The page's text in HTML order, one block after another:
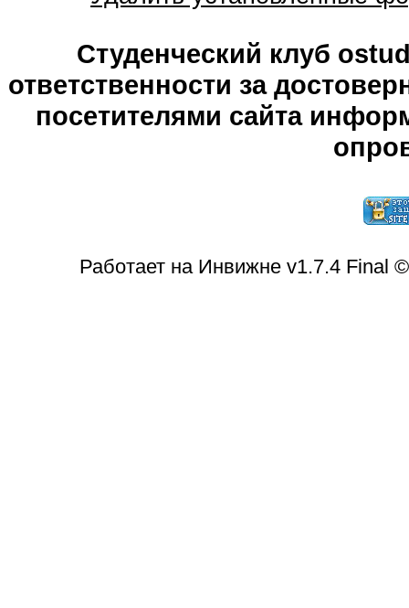
Студенческий клуб
ответственности за
посетителями сайта
Работает на Инвижне v1.7.4 Final